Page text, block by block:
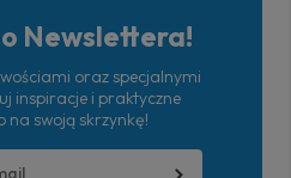
Newslettera!
oraz specjalnymi
inspiracje i praktyczne
swoją skrzynkę!